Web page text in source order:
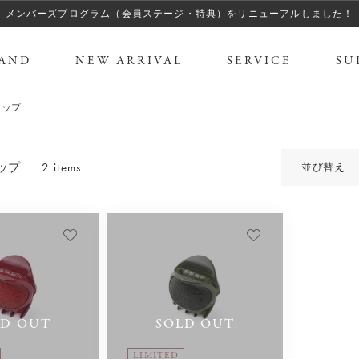
メンバーズプログラム（会員ステージ・特典）をリニューアルしました！
NEW ARRIVAL SERVICE
プ
プ 2 items 並び替え
OUT SOLD OUT
LIMITED